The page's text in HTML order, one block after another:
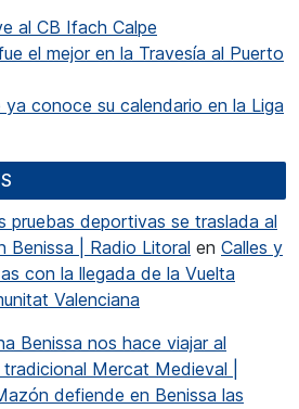
al CB Ifach Calpe
el mejor en la Travesía al Puerto
ya conoce su calendario en la Liga
pruebas deportivas se traslada al
Benissa | Radio Litoral en Calles y
con la llegada de la Vuelta
Valenciana
Benissa nos hace viajar al
Mercat Medieval |
defiende en Benissa las